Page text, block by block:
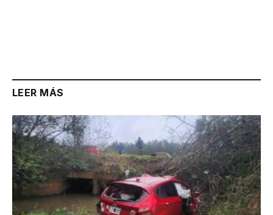
LEER MÁS